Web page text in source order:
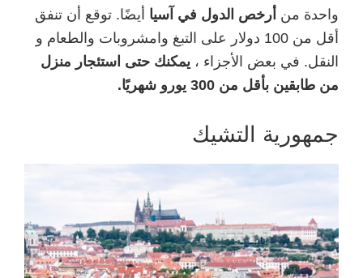
واحدة من أرخص الدول في آسيا أيضًا. توقع أن تنفق
أقل من 100 دولار على التبغ وامشروبات والطعام و
النقل. في بعض الأجزاء ، يمكنك حتى استئجار منزل
من طابقين بأقل من 300 يورو شهريًا.
جمهورية التشيك